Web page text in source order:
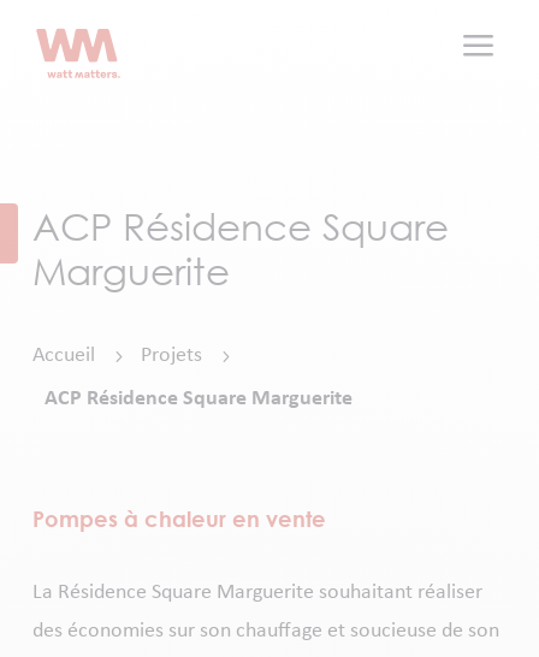
a
ACP Résidence Square
Marguerite
Accueil 5 Projets 5
ACP Résidence Square Marguerite
Pompes à chaleur en vente
La Résidence Square Marguerite souhaitant réaliser
des économies sur son chauffage et soucieuse de son